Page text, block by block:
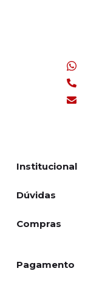
Institucional
Dúvidas
Compras
Pagamento